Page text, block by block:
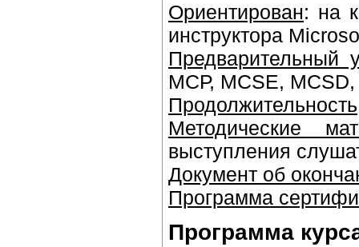
Ориентирован: на
инструктора
Предварительный
МСР, MCSE,
Продолжительность
Методические
выступления
Документ об
Программа
Программа